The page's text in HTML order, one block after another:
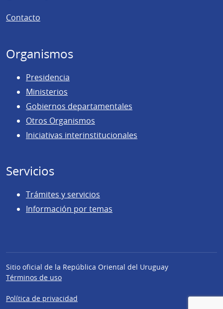
de
página
Contacto
Organismos
Presidencia
Ministerios
Gobiernos departamentales
Otros Organismos
Iniciativas interinstitucionales
Servicios
Trámites y servicios
Información por temas
Sitio oficial de la República Oriental del Uruguay
Términos de uso
Política de privacidad